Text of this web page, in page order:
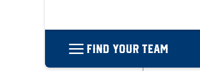
FIND YOUR TEAM